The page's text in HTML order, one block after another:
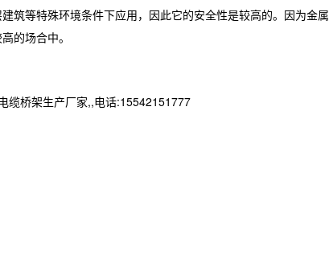
筑等特殊环境条件下应用，因此它的安全性是较高的。因为金属
的场合中。
缆桥架生产厂家,,电话:15542151777